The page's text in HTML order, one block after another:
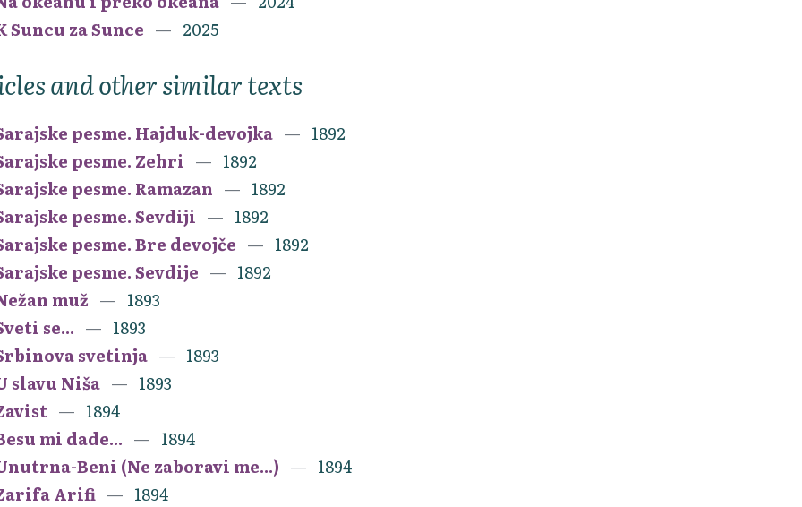
Suncu za Sunce
2025
and other similar texts
pesme. Hajduk-devojka
1892
pesme. Zehri
1892
pesme. Ramazan
1892
pesme. Sevdiji
1892
pesme. Bre devojče
1892
pesme. Sevdije
1892
muž
1893
se...
1893
svetinja
1893
slavu Niša
1893
1894
mi dade...
1894
Beni (Ne zaboravi me...)
1894
Arifi
1894